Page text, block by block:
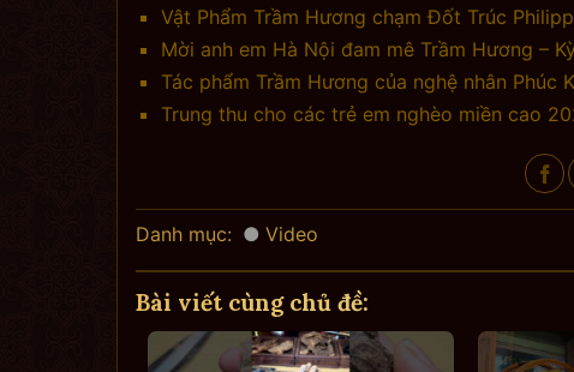
Vật Phẩm Trầm Hương chạm Đốt Trúc
Mời anh em Hà Nội đam mê Trầm Hương –
Tác phẩm Trầm Hương của nghệ nhân
Trung thu cho các trẻ em nghèo miền cao
Danh mục: Video
Bài viết cùng chủ đề: